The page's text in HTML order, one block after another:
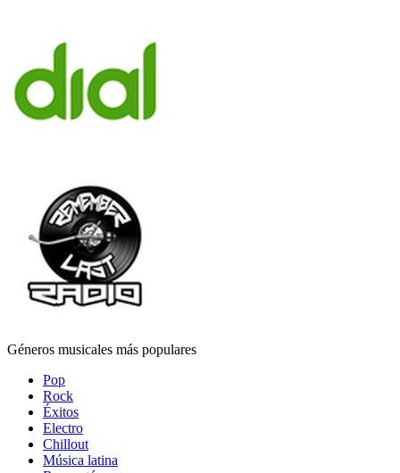
Géneros musicales más populares
Pop
Rock
Éxitos
Electro
Chillout
Música latina